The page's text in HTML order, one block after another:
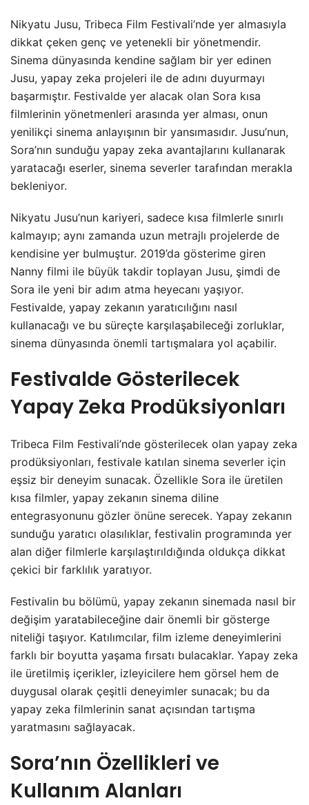
Nikyatu Jusu, Tribeca Film Festivali’nde yer almasıyla
dikkat çeken genç ve yetenekli bir yönetmendir.
Sinema dünyasında kendine sağlam bir yer edinen
Jusu, yapay zeka projeleri ile de adını duyurmayı
başarmıştır. Festivalde yer alacak olan Sora kısa
filmlerinin yönetmenleri arasında yer alması, onun
yenilikçi sinema anlayışının bir yansımasıdır. Jusu’nun,
Sora’nın sunduğu yapay zeka avantajlarını kullanarak
yaratacağı eserler, sinema severler tarafından merakla
bekleniyor.
Nikyatu Jusu’nun kariyeri, sadece kısa filmlerle sınırlı
kalmayıp; aynı zamanda uzun metrajlı projelerde de
kendisine yer bulmuştur. 2019’da gösterime giren
Nanny filmi ile büyük takdir toplayan Jusu, şimdi de
Sora ile yeni bir adım atma heyecanı yaşıyor.
Festivalde, yapay zekanın yaratıcılığını nasıl
kullanacağı ve bu süreçte karşılaşabileceği zorluklar,
sinema dünyasında önemli tartışmalara yol açabilir.
Festivalde Gösterilecek
Yapay Zeka Prodüksiyonları
Tribeca Film Festivali’nde gösterilecek olan yapay zeka
prodüksiyonları, festivale katılan sinema severler için
eşsiz bir deneyim sunacak. Özellikle Sora ile üretilen
kısa filmler, yapay zekanın sinema diline
entegrasyonunu gözler önüne serecek. Yapay zekanın
sunduğu yaratıcı olasılıklar, festivalin programında yer
alan diğer filmlerle karşılaştırıldığında oldukça dikkat
çekici bir farklılık yaratıyor.
Festivalin bu bölümü, yapay zekanın sinemada nasıl bir
değişim yaratabileceğine dair önemli bir gösterge
niteliği taşıyor. Katılımcılar, film izleme deneyimlerini
farklı bir boyutta yaşama fırsatı bulacaklar. Yapay zeka
ile üretilmiş içerikler, izleyicilere hem görsel hem de
duygusal olarak çeşitli deneyimler sunacak; bu da
yapay zeka filmlerinin sanat açısından tartışma
yaratmasını sağlayacak.
Sora’nın Özellikleri ve
Kullanım Alanları